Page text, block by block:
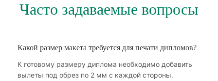
Часто задаваемые вопросы
Какой размер макета требуется для печати дипломов?
К готовому размеру диплома необходимо добавить
вылеты под обрез по 2 мм с каждой стороны.